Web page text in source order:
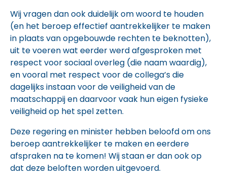
Wij vragen dan ook duidelijk om woord te houden
(en het beroep effectief aantrekkelijker te maken
in plaats van opgebouwde rechten te beknotten),
uit te voeren wat eerder werd afgesproken met
respect voor sociaal overleg (die naam waardig),
en vooral met respect voor de collega’s die
dagelijks instaan voor de veiligheid van de
maatschappij en daarvoor vaak hun eigen fysieke
veiligheid op het spel zetten.
Deze regering en minister hebben beloofd om ons
beroep aantrekkelijker te maken en eerdere
afspraken na te komen! Wij staan er dan ook op
dat deze beloften worden uitgevoerd.